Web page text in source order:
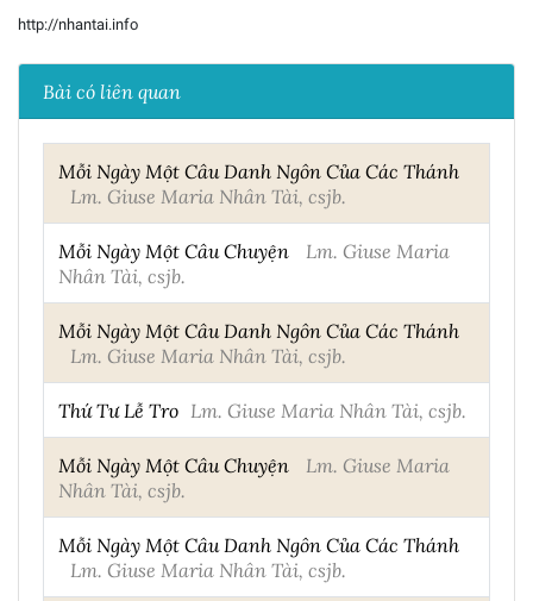
http://nhantai.info
Bài có liên quan
Mỗi Ngày Một Câu Danh Ngôn Của Các Thánh
Lm. Giuse Maria Nhân Tài, csjb.
Mỗi Ngày Một Câu Chuyện
Lm. Giuse Maria
Nhân Tài, csjb.
Mỗi Ngày Một Câu Danh Ngôn Của Các Thánh
Lm. Giuse Maria Nhân Tài, csjb.
Thứ Tư Lễ Tro Lm. Giuse Maria Nhân Tài, csjb.
Mỗi Ngày Một Câu Chuyện
Lm. Giuse Maria
Nhân Tài, csjb.
Mỗi Ngày Một Câu Danh Ngôn Của Các Thánh
Lm. Giuse Maria Nhân Tài, csjb.